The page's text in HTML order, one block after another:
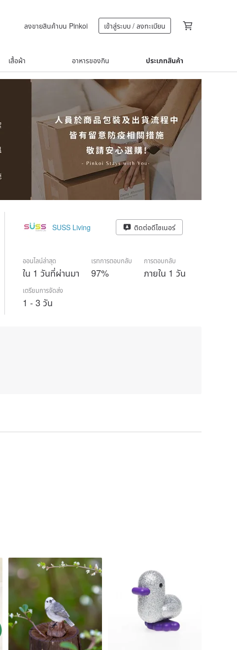
ลงขายสินค้าบน Pinkoi เข้าสู่ระบบ / ลงทะเบียน
เสื้อผ้า อาหารของกิน ประเภทสินค้า
SUSS Living ติดต่อดีไซเนอร์
ออนไลน์ล่าสุด
ใน 1 วันที่ผ่านมา
เรทการตอบกลับ
97%
การตอบกลับ
ภายใน 1 วัน
เตรียมการจัดส่ง
1 - 3 วัน